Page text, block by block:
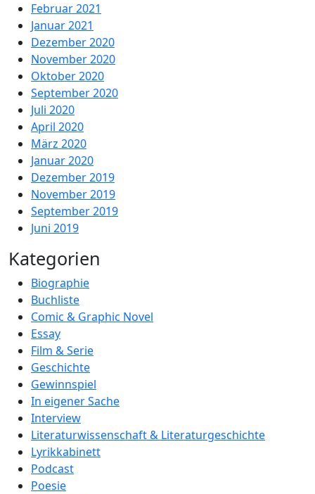
Februar 2021
Januar 2021
Dezember 2020
November 2020
Oktober 2020
September 2020
Juli 2020
April 2020
März 2020
Januar 2020
Dezember 2019
November 2019
September 2019
Juni 2019
Kategorien
Biographie
Buchliste
Comic & Graphic Novel
Essay
Film & Serie
Geschichte
Gewinnspiel
In eigener Sache
Interview
Literaturwissenschaft & Literaturgeschichte
Lyrikkabinett
Podcast
Poesie